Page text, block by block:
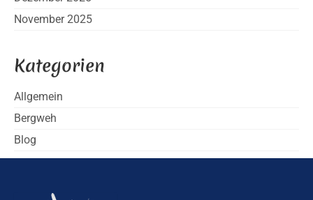
November 2025
Kategorien
Allgemein
Bergweh
Blog